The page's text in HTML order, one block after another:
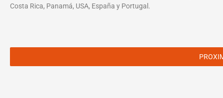
Costa Rica, Panamá, USA, España y Portugal.